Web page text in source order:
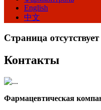
English
中文
Страница
Контакты
Фармацевтическая